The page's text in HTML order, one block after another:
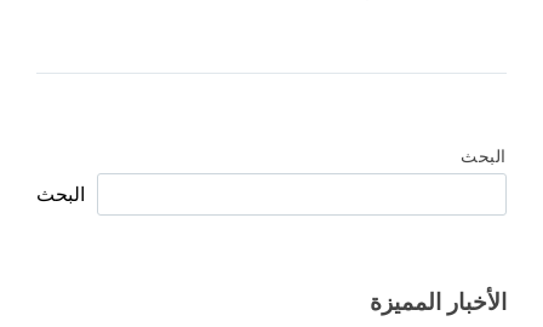
البحث
البحث
الأخبار المميزة